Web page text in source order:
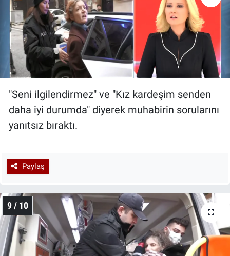
"Seni ilgilendirmez" ve "Kız kardeşim senden
daha iyi durumda" diyerek muhabirin sorularını
yanıtsız bıraktı.
Paylaş
9 / 10